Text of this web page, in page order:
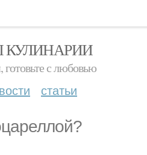
готовьте с любовью
статьи